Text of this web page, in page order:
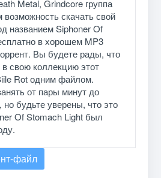
Metal, Grindcore группа
возможность скачать свой
названием Siphoner Of
в хорошем MP3
Вы будете рады, что
свою коллекцию этот
Rot одним файлом.
от пары минут до
но будьте уверены, что это
Of Stomach Light был
файл